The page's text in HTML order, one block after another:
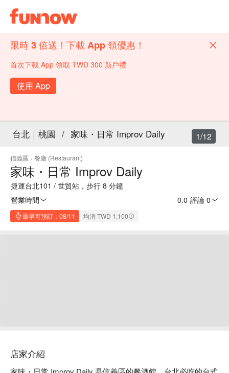
限時 3 倍送！下載 App 領優惠！
首次下載 App 領取 TWD 300 新戶禮
使用 App
台北｜桃園 / 家味・日常 Improv Daily
信義區 · 餐廳 (Restaurant)
家味・日常 Improv Daily
捷運台北101 / 世貿站，步行 8 分鐘
營業時間
0.0 評論 0
最早可預訂：08/11 均消 TWD 1,100
1/12
店家介紹